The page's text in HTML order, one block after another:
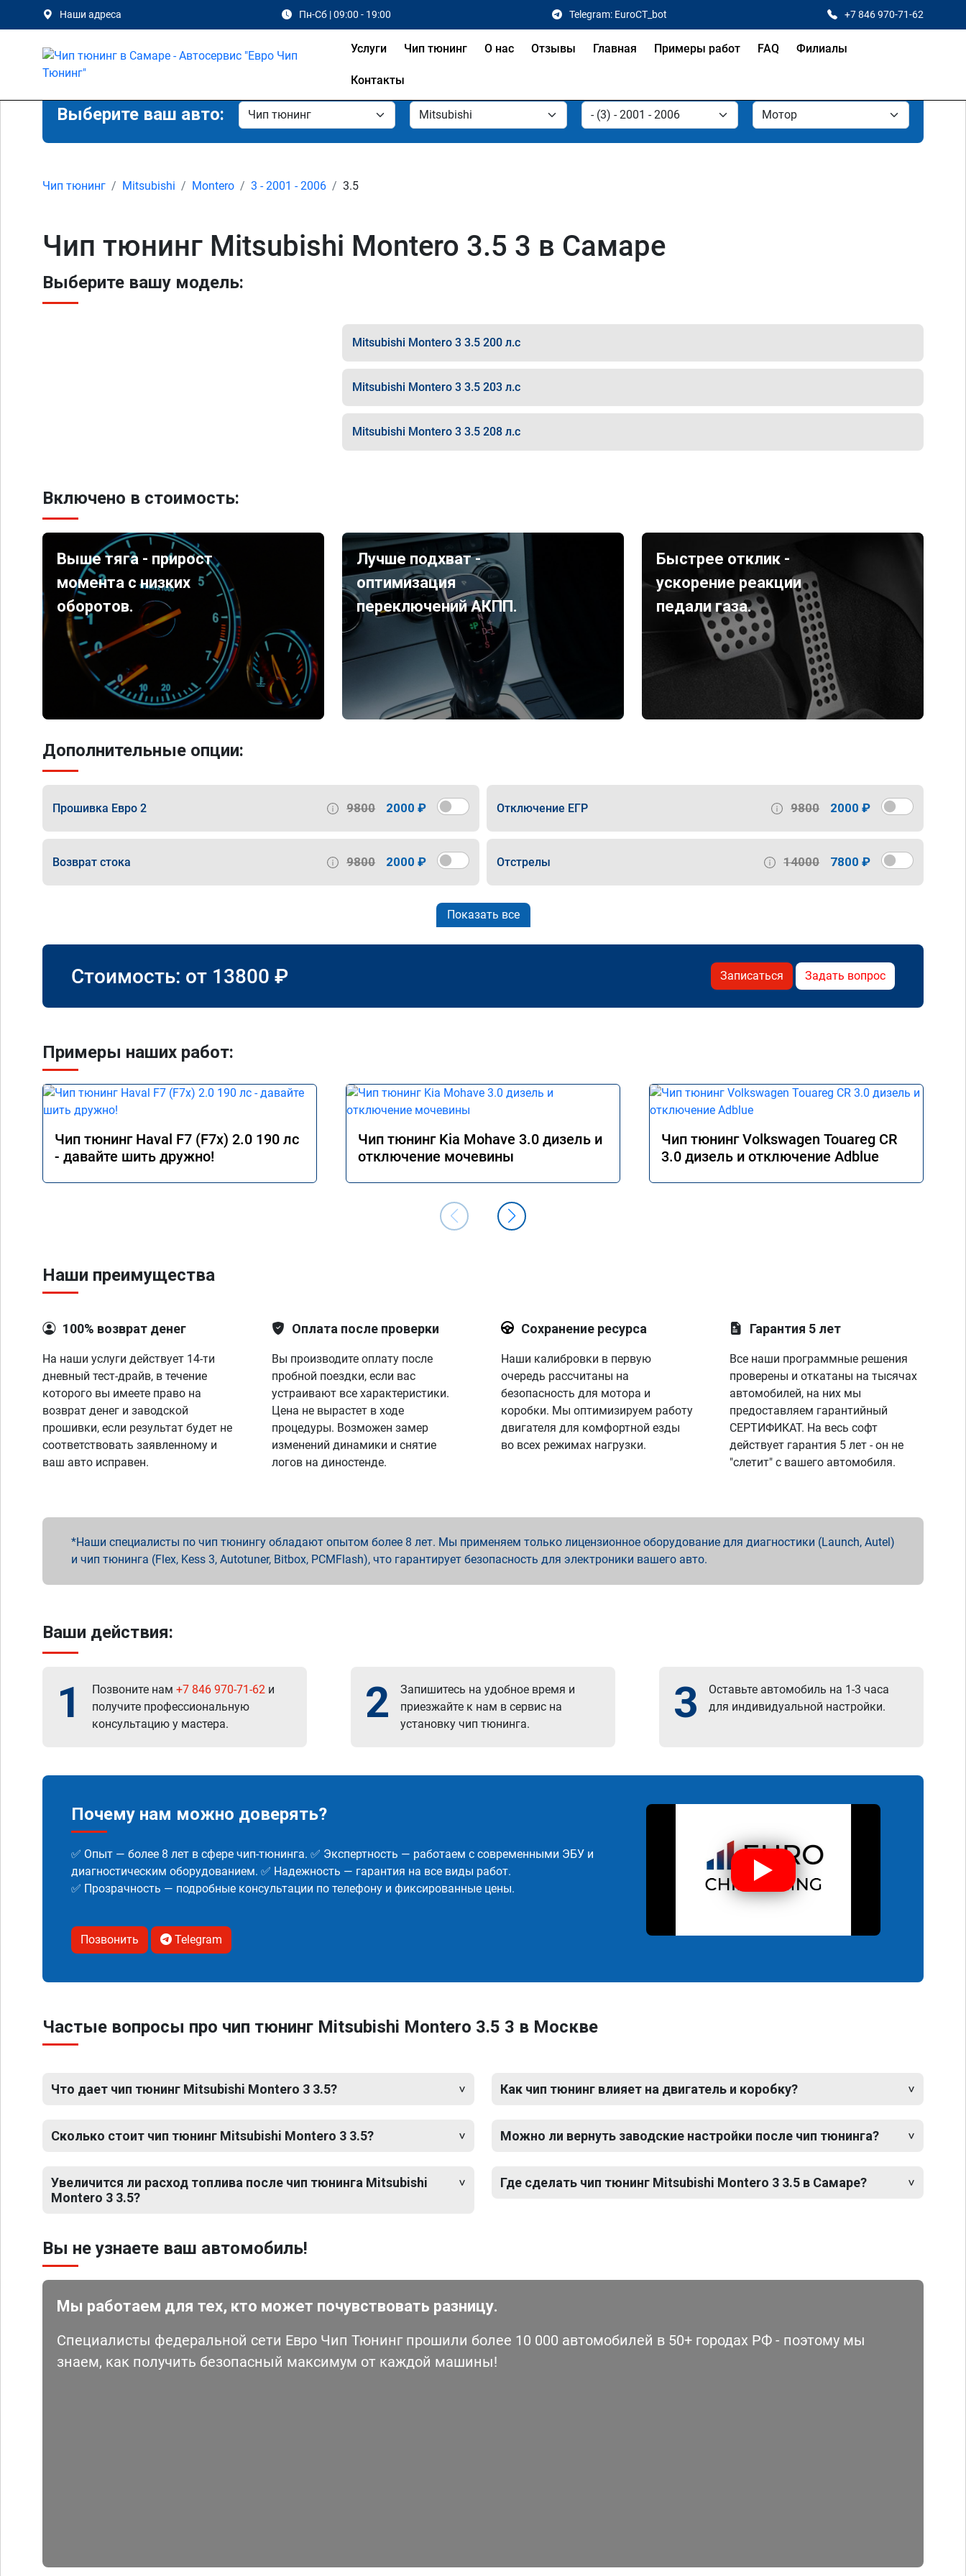
Наши адреса Пн-Сб | 09:00 - 19:00 Telegram: EuroCT_bot +7 846 970-71-62
Услуги Чип тюнинг О нас Отзывы Главная Примеры работ FAQ Филиалы
Контакты
Выберите ваш авто:
Чип тюнинг Mitsubishi Montero 3 - 2001 - 2006 3.5
Чип тюнинг Mitsubishi Montero 3.5 3 в Самаре
Выберите вашу модель:
Mitsubishi Montero 3 3.5 200 л.с
Mitsubishi Montero 3 3.5 203 л.с
Mitsubishi Montero 3 3.5 208 л.с
Включено в стоимость:
Выше тяга - прирост
момента с низких
оборотов.
Лучше подхват -
оптимизация
переключений АКПП.
Быстрее отклик -
ускорение реакции
педали газа.
Дополнительные опции:
Прошивка Евро 2 9800 2000 ₽ Отключение ЕГР 9800 2000 ₽
Возврат стока 9800 2000 ₽ Отстрелы 14000 7800 ₽
Показать все
Стоимость: от 13800 ₽ Записаться Задать вопрос
Примеры наших работ:
Чип тюнинг Haval F7 (F7x) 2.0 190 лс
- давайте шить дружно!
Чип тюнинг Kia Mohave 3.0 дизель и
отключение мочевины
Чип тюнинг Volkswagen Touareg CR
3.0 дизель и отключение Adblue
Наши преимущества
100% возврат денег
На наши услуги действует 14-ти
дневный тест-драйв, в течение
которого вы имеете право на
возврат денег и заводской
прошивки, если результат будет не
соответствовать заявленному и
ваш авто исправен.
Оплата после проверки
Вы производите оплату после
пробной поездки, если вас
устраивают все характеристики.
Цена не вырастет в ходе
процедуры. Возможен замер
изменений динамики и снятие
логов на диностенде.
Сохранение ресурса
Наши калибровки в первую
очередь рассчитаны на
безопасность для мотора и
коробки. Мы оптимизируем работу
двигателя для комфортной езды
во всех режимах нагрузки.
Гарантия 5 лет
Все наши программные решения
проверены и откатаны на тысячах
автомобилей, на них мы
предоставляем гарантийный
СЕРТИФИКАТ. На весь софт
действует гарантия 5 лет - он не
"слетит" с вашего автомобиля.
Наши специалисты по чип тюнингу обладают опытом более 8 лет. Мы применяем только лицензионное оборудование для диагностики (Launch, Autel)
и чип тюнинга (Flex, Kess 3, Autotuner, Bitbox, PCMFlash), что гарантирует безопасность для электроники вашего авто.
Ваши действия:
1 Позвоните нам +7 846 970-71-62 и
получите профессиональную
консультацию у мастера.
2
Запишитесь на удобное время и
приезжайте к нам в сервис на
установку чип тюнинга.
3
Оставьте автомобиль на 1-3 часа
для индивидуальной настройки.
Почему нам можно доверять?
✅ Опыт — более 8 лет в сфере чип-тюнинга. ✅ Экспертность — работаем с современными ЭБУ и
диагностическим оборудованием. ✅ Надежность — гарантия на все виды работ.
✅ Прозрачность — подробные консультации по телефону и фиксированные цены.
Позвонить Telegram
Частые вопросы про чип тюнинг Mitsubishi Montero 3.5 3 в Москве
Что дает чип тюнинг Mitsubishi Montero 3 3.5?
Сколько стоит чип тюнинг Mitsubishi Montero 3 3.5?
Увеличится ли расход топлива после чип тюнинга Mitsubishi
Montero 3 3.5?
Как чип тюнинг влияет на двигатель и коробку?
Можно ли вернуть заводские настройки после чип тюнинга?
Где сделать чип тюнинг Mitsubishi Montero 3 3.5 в Самаре?
Вы не узнаете ваш автомобиль!
Мы работаем для тех, кто может почувствовать разницу.
Специалисты федеральной сети Евро Чип Тюнинг прошили более 10 000 автомобилей в 50+ городах РФ - поэтому мы
знаем, как получить безопасный максимум от каждой машины!